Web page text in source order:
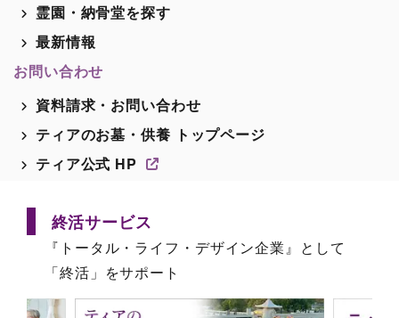
霊園・納骨堂を探す
最新情報
お問い合わせ
資料請求・お問い合わせ
ティアのお墓・供養 トップページ
ティア公式 HP
終活サービス
『トータル・ライフ・デザイン企業』として
「終活」をサポート